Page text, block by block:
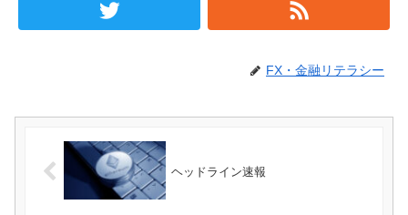
FX・金融リテラシー
ヘッドライン速報